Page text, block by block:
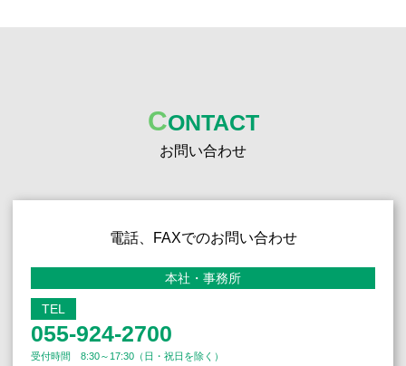
CONTACT
お問い合わせ
電話、FAXでのお問い合わせ
本社・事務所
TEL
055-924-2700
受付時間 8:30～17:30（日・祝日を除く）